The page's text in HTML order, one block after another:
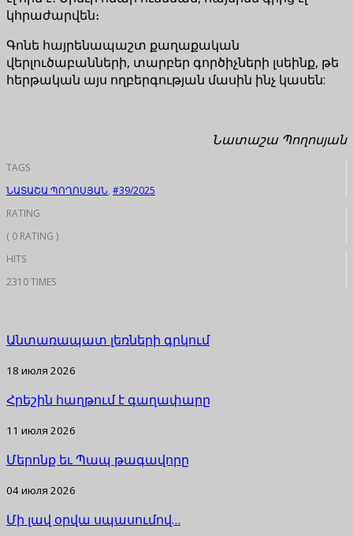
կհրաժարվեն։
Գոնե հայրենապաշտ քաղաքական
վերլուծաբանների, տարբեր գործիչների լսեինք, թե
հերթական այս ողբերգության մասին ինչ կասեն:
Նատաշա Պողոսյան
TAGS
ՆԱՏԱՇԱ ՊՈՂՈՍՅԱՆ, #39/2025
RATING
( 0 RATING )
HITS
2310 TIMES
Անտառապատ լեռների գրկում
18 июля 2026
Հրեշին հաղթում է գաղափարը
11 июля 2026
Մերոնք եւ Պապ թագավորը
04 июля 2026
Մի լավ օրվա սպասումով…